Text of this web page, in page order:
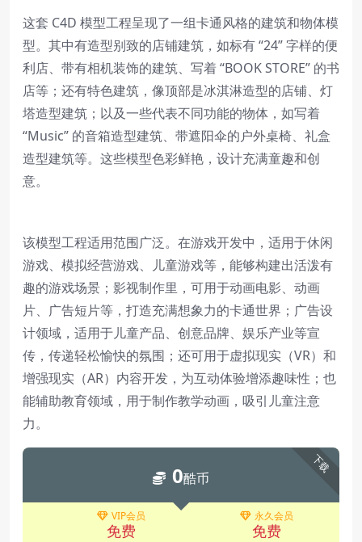
这套 C4D 模型工程呈现了一组卡通风格的建筑和物体模
型。其中有造型别致的店铺建筑，如标有 “24” 字样的便
利店、带有相机装饰的建筑、写着 “BOOK STORE” 的书
店等；还有特色建筑，像顶部是冰淇淋造型的店铺、灯
塔造型建筑；以及一些代表不同功能的物体，如写着
“Music” 的音箱造型建筑、带遮阳伞的户外桌椅、礼盒
造型建筑等。这些模型色彩鲜艳，设计充满童趣和创
意。
该模型工程适用范围广泛。在游戏开发中，适用于休闲
游戏、模拟经营游戏、儿童游戏等，能够构建出活泼有
趣的游戏场景；影视制作里，可用于动画电影、动画
片、广告短片等，打造充满想象力的卡通世界；广告设
计领域，适用于儿童产品、创意品牌、娱乐产业等宣
传，传递轻松愉快的氛围；还可用于虚拟现实（VR）和
增强现实（AR）内容开发，为互动体验增添趣味性；也
能辅助教育领域，用于制作教学动画，吸引儿童注意
力。
下载
0酷币
VIP会员
免费
永久会员
免费